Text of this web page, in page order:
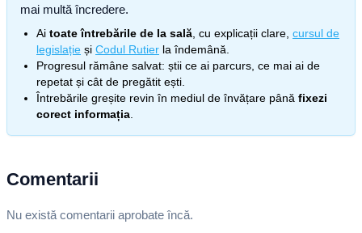
mai multă încredere.
Ai toate întrebările de la sală , cu explicații clare, cursul de
legislație și Codul Rutier la îndemână.
Progresul rămâne salvat: știi ce ai parcurs, ce mai ai de
repetat și cât de pregătit ești.
Întrebările greșite revin în mediul de învățare până fixezi
corect informația
Comentarii
Nu există comentarii aprobate încă.